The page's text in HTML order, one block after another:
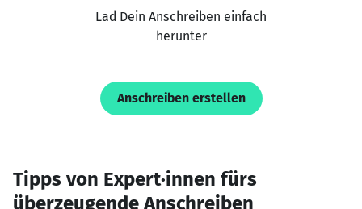
Lad Dein Anschreiben einfach
herunter
Anschreiben erstellen
Tipps von Expert·innen fürs
überzeugende Anschreiben